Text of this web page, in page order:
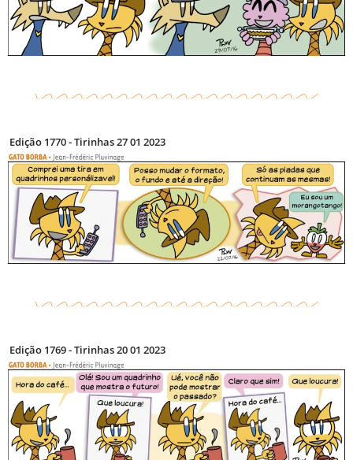
Edição 1770 - Tirinhas 27 01 2023
Edição 1769 - Tirinhas 20 01 2023